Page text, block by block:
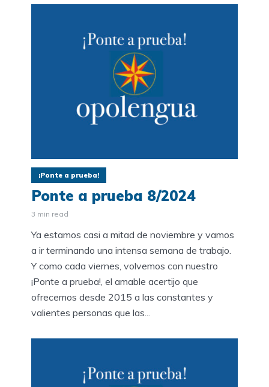
¡Ponte a prueba!
Ponte a prueba 8/2024
3 min read
Ya estamos casi a mitad de noviembre y vamos
a ir terminando una intensa semana de trabajo.
Y como cada viernes, volvemos con nuestro
¡Ponte a prueba!, el amable acertijo que
ofrecemos desde 2015 a las constantes y
valientes personas que las...